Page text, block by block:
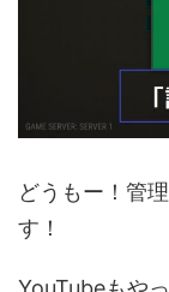
どうもー！管
す！